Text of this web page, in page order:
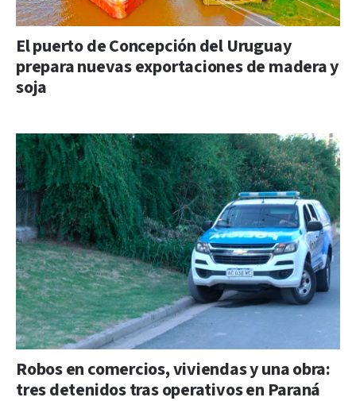
El puerto de Concepción del Uruguay
prepara nuevas exportaciones de madera y
soja
Robos en comercios, viviendas y una obra:
tres detenidos tras operativos en Paraná